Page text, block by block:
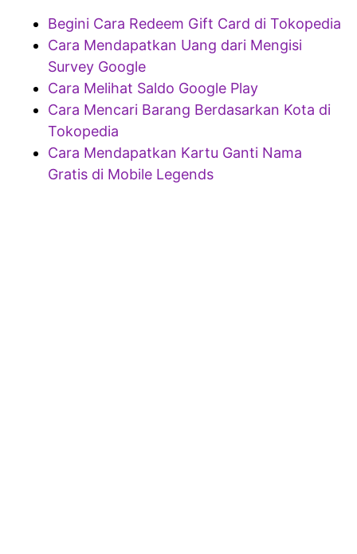
Begini Cara Redeem Gift Card di Tokopedia
Cara Mendapatkan Uang dari Mengisi
Survey Google
Cara Melihat Saldo Google Play
Cara Mencari Barang Berdasarkan Kota di
Tokopedia
Cara Mendapatkan Kartu Ganti Nama
Gratis di Mobile Legends